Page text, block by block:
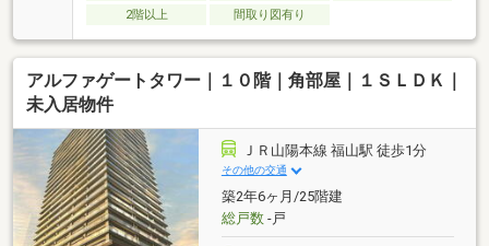
2階以上
間取り図有り
アルファゲートタワー｜１０階｜角部屋｜１ＳＬＤＫ｜
未入居物件
ＪＲ山陽本線 福山駅 徒歩1分
その他の交通
築2年6ヶ月/25階建
総戸数-戸